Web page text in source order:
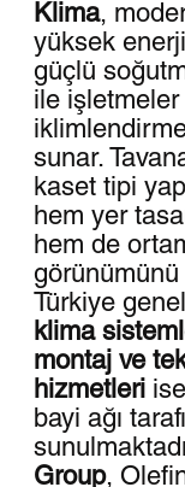
Klima,
yüksek
güçlü
ile
sunar.
kaset tipi
hem yer
hem de
Türkiye
klima
montaj ve
hizmetleri
bayi ağı
Group,